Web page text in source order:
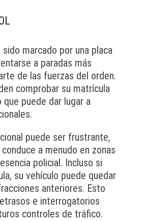
sido marcado por una placa
a paradas más
de las fuerzas del orden.
comprobar su matrícula
que puede dar lugar a
puede ser frustrante,
a menudo en zonas
policial. Incluso si
su vehículo puede quedar
anteriores. Esto
e interrogatorios
controles de tráfico.